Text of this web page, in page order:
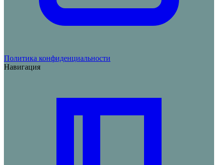
Политика конфиденциальности
Навигация